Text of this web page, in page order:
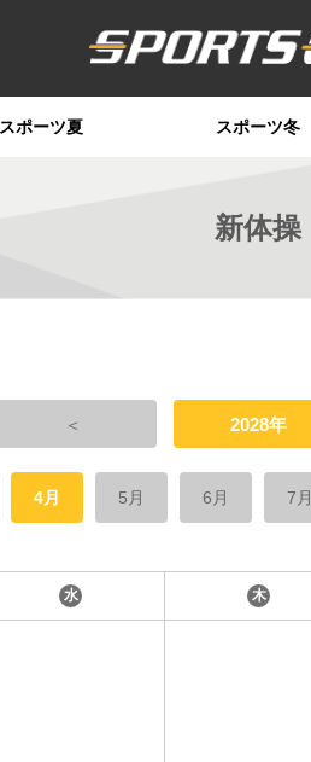
スポーツ夏 スポーツ冬
新体操
＜ 2028年
4月 5月 6月 7月
水 木